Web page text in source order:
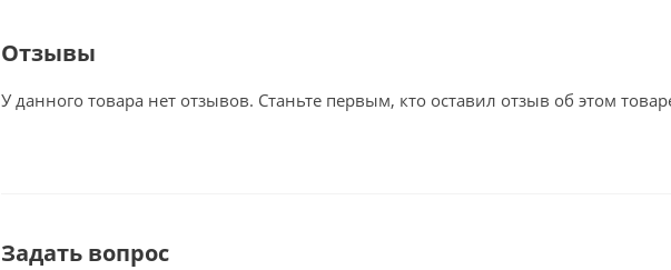
Отзывы
У данного товара нет отзывов. Станьте первым, кто оставил отзыв об этом
Задать вопрос